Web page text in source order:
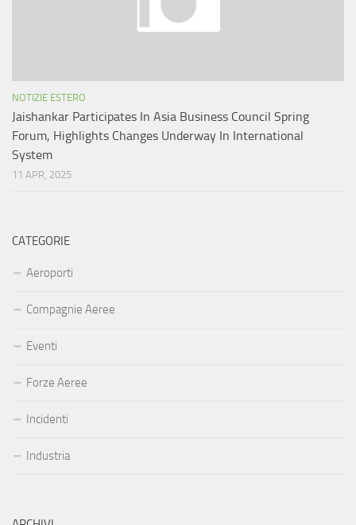
NOTIZIE ESTERO
Jaishankar Participates In Asia Business Council Spring
Forum, Highlights Changes Underway In International
System
11 APR, 2025
CATEGORIE
Aeroporti
Compagnie Aeree
Eventi
Forze Aeree
Incidenti
Industria